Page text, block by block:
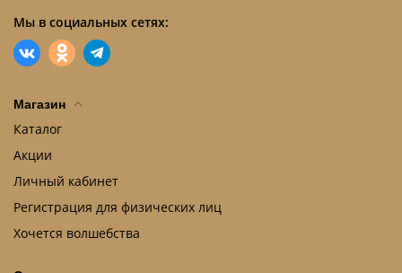
Мы в социальных сетях:
Магазин
Каталог
Акции
Личный кабинет
Регистрация для физических лиц
Хочется волшебства